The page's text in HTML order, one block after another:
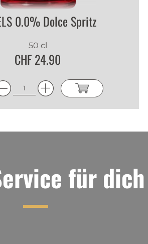
0.0% Dolce Spritz
50 cl
CHF 24.90
für dich